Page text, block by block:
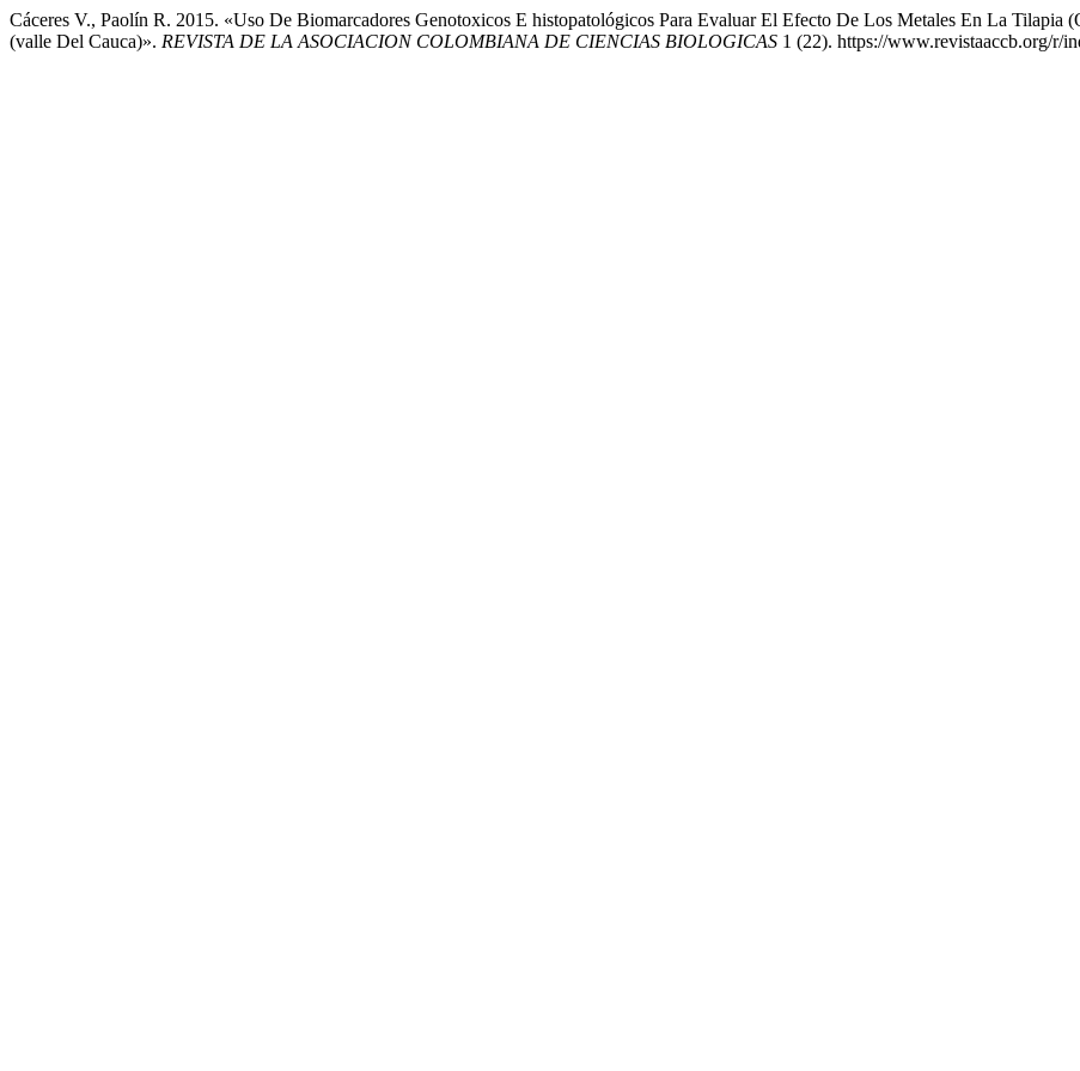
Cáceres V., Paolín R. 2015. «Uso De Biomarcadores Genotoxicos E histopatológicos Para Evaluar El Efecto De Los Metales En La
(valle Del Cauca)». REVISTA DE LA ASOCIACION COLOMBIANA DE CIENCIAS BIOLOGICAS 1 (22). https://www.revistaaccb.org/r/